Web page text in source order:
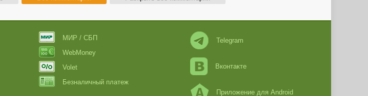
МИР / СБП
WebMoney
Volet
Безналичный платеж
Telegram
Вконтакте
Приложение для Android